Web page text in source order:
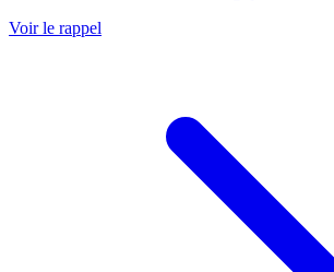
Voir le rappel